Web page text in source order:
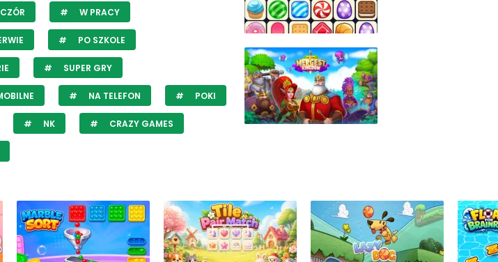
W PRACY
PO SZKOLE
SUPER GRY
NA TELEFON POKI
NK CRAZY GAMES